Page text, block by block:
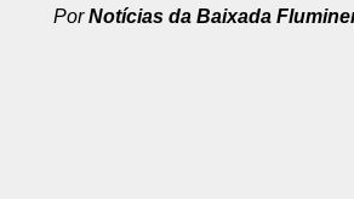
PorNotícias da Baixada